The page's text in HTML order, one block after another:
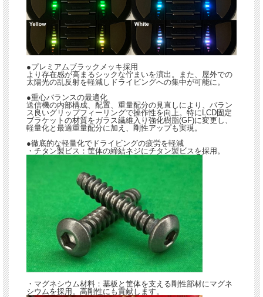
●プレミアムブラックメッキ採用
より存在感が高まるシックな佇まいを演出。また、屋外での
太陽光の乱反射を軽減しドライビングへの集中が可能に。
●重心バランスの最適化
送信機の内部構成、配置、重量配分の見直しにより、バラン
ス良いグリップフィーリングで操作性を向上。特にLCD固定
ブラケットの材質をガラス繊維入り強化樹脂(GF)に変更し、
軽量化と最適重量配分に加え、剛性アップも実現。
●徹底的な軽量化でドライビングの疲労を軽減
・チタン製ビス：筐体の締結ネジにチタン製ビスを採用。
・マグネシウム材料：基板と筐体を支える剛性部材にマグネ
シウムを採用。高剛性にも貢献します。